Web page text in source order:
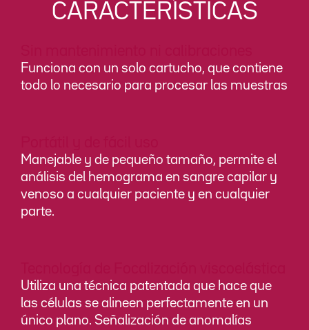
CARACTERÍSTICAS
Funciona con un solo cartucho, que contiene
todo lo necesario para procesar las muestras
Manejable y de pequeño tamaño, permite el
análisis del hemograma en sangre capilar y
venoso a cualquier paciente y en cualquier
parte.
Utiliza una técnica patentada que hace que
las células se alineen perfectamente en un
único plano. Señalización de anomalías